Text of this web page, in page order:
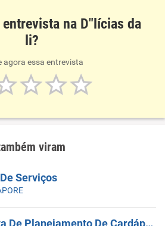
na D"lícias da
li?
agora essa entrevista
viram
Serviços
Analista De Planejamento De Cardápios Sr